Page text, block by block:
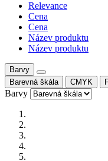
Relevance
Cena
Cena
Název produktu
Název produktu
Barvy
Barevná škála
CMYK
Barvy